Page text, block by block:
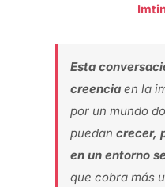
Esta
creencia en la
por un mundo
puedan crecer,
en un entorno
que cobra más